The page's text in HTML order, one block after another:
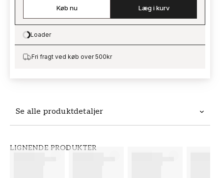
Se alle produktdetaljer
LIGNENDE PRODUKTER
Køb nu Læg i kurv
Loading…
Loader
Fri fragt ved køb over 500kr